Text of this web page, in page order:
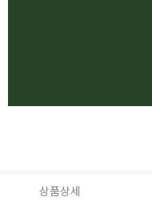
상품상세